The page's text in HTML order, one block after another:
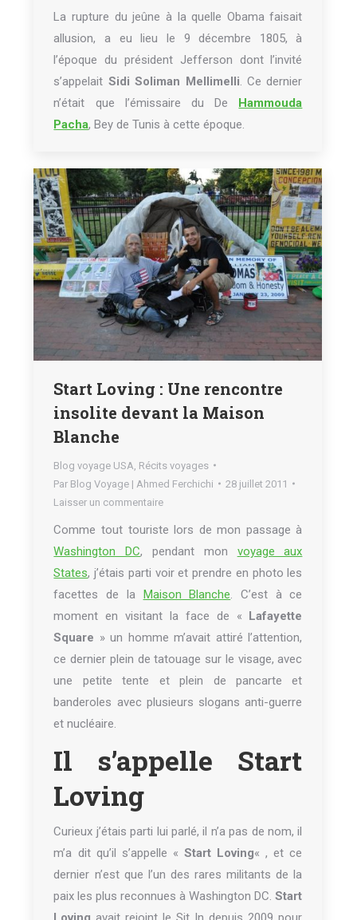
La rupture du jeûne à la quelle Obama faisait
allusion, a eu lieu le 9 décembre 1805, à
l’époque du président Jefferson dont l’invité
s’appelait Sidi Soliman Mellimelli. Ce dernier
n’était que l’émissaire du De
Hammouda
Pacha, Bey de Tunis à cette époque.
Start Loving : Une rencontre
insolite devant la Maison
Blanche
Blog voyage USA Récits voyages
Par Blog Voyage | Ahmed Ferchichi
28 juillet 2011
Laisser un commentaire
Comme tout touriste lors de mon passage à
Washington DC, pendant mon voyage aux
States, j’étais parti voir et prendre en photo les
facettes de la Maison Blanche . C’est à ce
moment en visitant la face de « Lafayette
Square » un homme m’avait attiré l’attention,
ce dernier plein de tatouage sur le visage, avec
une petite tente et plein de pancarte et
banderoles avec plusieurs slogans anti-guerre
et nucléaire.
Il s’appelle Start
Loving
Curieux j’étais parti lui parlé, il n’a pas de nom, il
m’a dit qu’il s’appelle « Start Loving« , et ce
dernier n’est que l’un des rares militants de la
paix les plus reconnues à Washington DC.Start